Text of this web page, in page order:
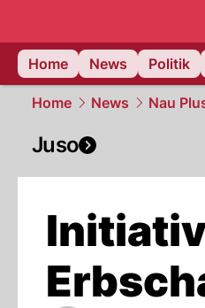
Home
News Politik
Home News Nau
Juso